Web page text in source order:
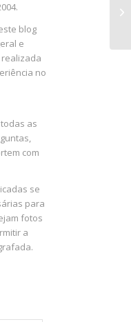
blog
e
no
as
com
se
para
fotos
a